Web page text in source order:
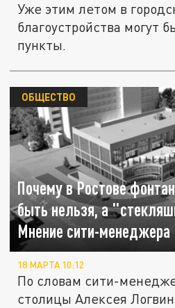
Уже этим летом в
благоустройства могут
пункты.
Почему в Ростове
быть нельзя, а
Мнение сити-менеджера
ОБЩЕСТВО
18 МАРТА 10:12
По словам сити-
столицы Алексея